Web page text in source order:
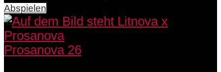
Abspielen
Prosanova 26